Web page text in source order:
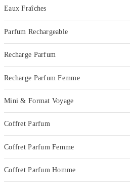
Eaux Fraîches
Parfum Rechargeable
Recharge Parfum
Recharge Parfum Femme
Mini & Format Voyage
Coffret Parfum
Coffret Parfum Femme
Coffret Parfum Homme